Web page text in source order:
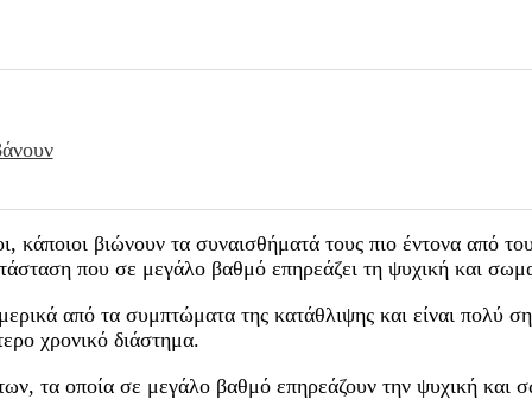
κάποιοι βιώνουν τα συναισθήματά τους πιο έντονα από
που σε μεγάλο βαθμό επηρεάζει τη ψυχική και
από τα συμπτώματα της κατάθλιψης και είναι πολύ
χρονικό διάστημα.
τα οποία σε μεγάλο βαθμό επηρεάζουν την ψυχική και